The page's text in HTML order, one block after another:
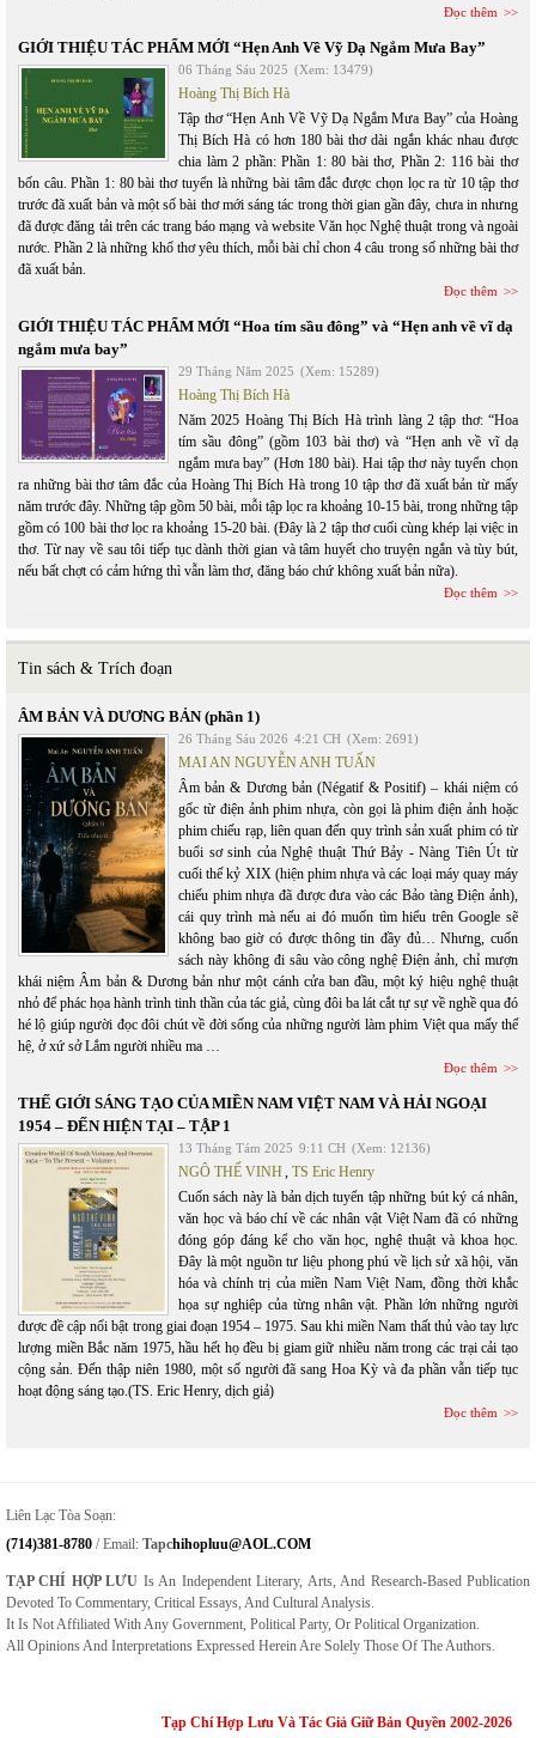
Đọc thêm
GIỚI THIỆU TÁC PHẨM MỚI “Hẹn Anh Về Vỹ Dạ Ngắm Mưa Bay”
06 Tháng Sáu 2025 (Xem: 13479)
Hoàng Thị Bích Hà
Tập thơ “Hẹn Anh Về Vỹ Dạ Ngắm Mưa Bay” của Hoàng
Thị Bích Hà có hơn 180 bài thơ dài ngắn khác nhau được
chia làm 2 phần: Phần 1: 80 bài thơ, Phần 2: 116 bài thơ
bốn câu. Phần 1: 80 bài thơ tuyển là những bài tâm đắc được chọn lọc ra từ 10 tập thơ
trước đã xuất bản và một số bài thơ mới sáng tác trong thời gian gần đây, chưa in nhưng
đã được đăng tải trên các trang báo mạng và website Văn học Nghệ thuật trong và ngoài
nước. Phần 2 là những khổ thơ yêu thích, mỗi bài chỉ chon 4 câu trong số những bài thơ
đã xuất bản.
Đọc thêm
GIỚI THIỆU TÁC PHẨM MỚI “Hoa tím sầu đông” và “Hẹn anh về vĩ dạ
ngắm mưa bay”
29 Tháng Năm 2025 (Xem: 15289)
Hoàng Thị Bích Hà
Năm 2025 Hoàng Thị Bích Hà trình làng 2 tập thơ: “Hoa
tím sầu đông” (gồm 103 bài thơ) và “Hẹn anh về vĩ dạ
ngắm mưa bay” (Hơn 180 bài). Hai tập thơ này tuyển chọn
ra những bài thơ tâm đắc của Hoàng Thị Bích Hà trong 10 tập thơ đã xuất bản từ mấy
năm trước đây. Những tập gồm 50 bài, mỗi tập lọc ra khoảng 10-15 bài, trong những tập
gồm có 100 bài thơ lọc ra khoảng 15-20 bài. (Đây là 2 tập thơ cuối cùng khép lại việc in
thơ. Từ nay về sau tôi tiếp tục dành thời gian và tâm huyết cho truyện ngắn và tùy bút,
nếu bất chợt có cảm hứng thì vẫn làm thơ, đăng báo chứ không xuất bản nữa).
Đọc thêm
Tin sách & Trích đoạn
ÂM BẢN VÀ DƯƠNG BẢN (phần 1)
26 Tháng Sáu 2026 4:21 CH (Xem: 2691)
MAI AN NGUYỄN ANH TUẤN
Âm bản & Dương bản (Négatif & Positif) – khái niệm có
gốc từ điện ảnh phim nhựa, còn gọi là phim điện ảnh hoặc
phim chiếu rạp, liên quan đến quy trình sản xuất phim có từ
buổi sơ sinh của Nghệ thuật Thứ Bảy - Nàng Tiên Út từ
cuối thế kỷ XIX (hiện phim nhựa và các loại máy quay máy
chiếu phim nhựa đã được đưa vào các Bảo tàng Điện ảnh),
cái quy trình mà nếu ai đó muốn tìm hiểu trên Google sẽ
không bao giờ có được thông tin đầy đủ… Nhưng, cuốn
sách này không đi sâu vào công nghệ Điện ảnh, chỉ mượn
khái niệm Âm bản & Dương bản như một cánh cửa ban đầu, một ký hiệu nghệ thuật
nhỏ để phác họa hành trình tinh thần của tác giả, cùng đôi ba lát cắt tự sự về nghề qua đó
hé lộ giúp người đọc đôi chút về đời sống của những người làm phim Việt qua mấy thế
hệ, ở xứ sở Lắm người nhiều ma …
Đọc thêm
THẾ GIỚI SÁNG TẠO CỦA MIỀN NAM VIỆT NAM VÀ HẢI NGOẠI
1954 – ĐẾN HIỆN TẠI – TẬP 1
13 Tháng Tám 2025 9:11 CH (Xem: 12136)
NGÔ THẾ VINH, TS Eric Henry
Cuốn sách này là bản dịch tuyển tập những bút ký cá nhân,
văn học và báo chí về các nhân vật Việt Nam đã có những
đóng góp đáng kể cho văn học, nghệ thuật và khoa học.
Đây là một nguồn tư liệu phong phú về lịch sử xã hội, văn
hóa và chính trị của miền Nam Việt Nam, đồng thời khắc
họa sự nghiệp của từng nhân vật. Phần lớn những người
được đề cập nổi bật trong giai đoạn 1954 – 1975. Sau khi miền Nam thất thủ vào tay lực
lượng miền Bắc năm 1975, hầu hết họ đều bị giam giữ nhiều năm trong các trại cải tạo
cộng sản. Đến thập niên 1980, một số người đã sang Hoa Kỳ và đa phần vẫn tiếp tục
hoạt động sáng tạo.(TS. Eric Henry, dịch giả)
Đọc thêm
Liên Lạc Tòa Soạn:
(714)381-8780 / Email: TapcHihopluu@AOL.COM
TẠP CHÍ HỢP LƯU Is An Independent Literary, Arts, And Research-Based Publication
Devoted To Commentary, Critical Essays, And Cultural Analysis.
It Is Not Affiliated With Any Government, Political Party, Or Political Organization.
All Opinions And Interpretations Expressed Herein Are Solely Those Of The Authors.
Tạp Chí Hợp Lưu Và Tác Giả Giữ Bản Quyền 2002-2026